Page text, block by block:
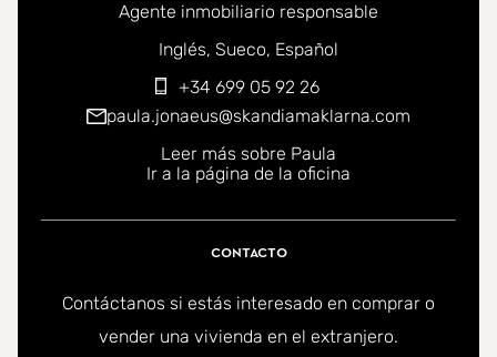
Agente inmobiliario responsable
Puede ponerse en contacto conmigo en los siguientes
Inglés Sueco Español
+34 699 05 92 26
paula.jonaeus@skandiamaklarna.com
Leer más sobre Paula
Ir a la página de la oficina
Contacto
Contáctanos si estás interesado en comprar o
vender una vivienda en el extranjero.